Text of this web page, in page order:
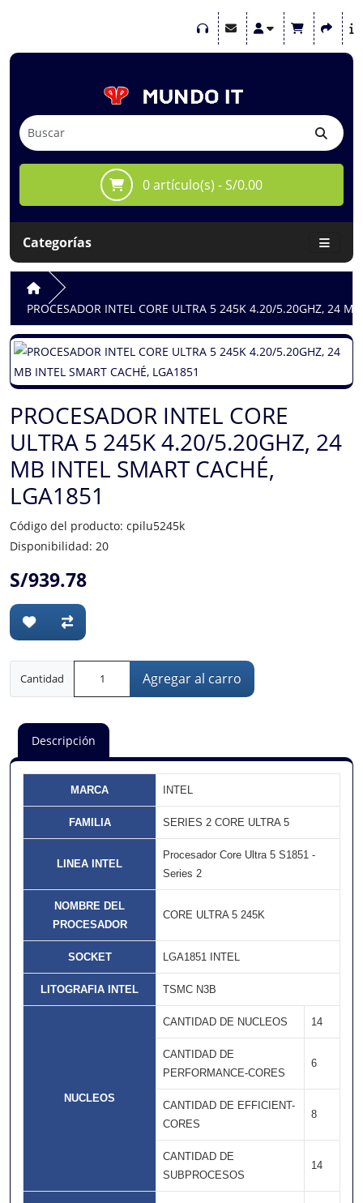
0 artículo(s) - S/0.00
Categorías
PROCESADOR INTEL CORE ULTRA 5 245K 4.20/5.20GHZ, 24
PROCESADOR INTEL CORE
ULTRA 5 245K 4.20/5.20GHZ, 24
MB INTEL SMART CACHÉ,
LGA1851
Código del producto: cpilu5245k
Disponibilidad: 20
S/939.78
Cantidad Agregar al carro
Descripción
MARCA INTEL
FAMILIA SERIES 2 CORE ULTRA 5
LINEA INTEL
Procesador Core Ultra 5 S1851 -
Series 2
NOMBRE DEL
PROCESADOR
CORE ULTRA 5 245K
SOCKET LGA1851 INTEL
LITOGRAFIA INTEL TSMC N3B
NUCLEOS
CANTIDAD DE NUCLEOS 14
CANTIDAD DE
PERFORMANCE-CORES
6
CANTIDAD DE EFFICIENT-
CORES
8
CANTIDAD DE
SUBPROCESOS
14